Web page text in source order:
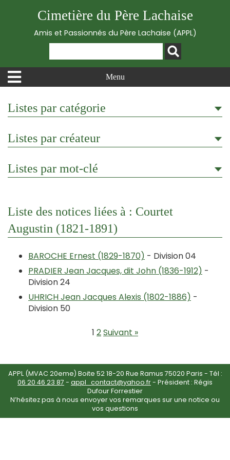
Cimetière du Père Lachaise
Amis et Passionnés du Père Lachaise (APPL)
Menu
Listes par catégorie
Listes par créateur
Listes par mot-clé
Liste des notices liées à : Courtet
Augustin (1821-1891)
BAROCHE Ernest (1829-1870) - Division 04
PRADIER Jean Jacques, dit John (1836-1912) -
Division 24
UHRICH Jean Jacques Alexis (1802-1886) -
Division 50
1 2Suivant »
APPL (MVAC 20eme) Boite 52 18-20 Rue Ramus 75020 Paris - Tél :
06 20 46 23 87 - appl_contact@yahoo.fr- Président : Régis
Dufour Forrestier
N’hésitez pas à nous envoyer vos remarques sur une notice ou
vos questions